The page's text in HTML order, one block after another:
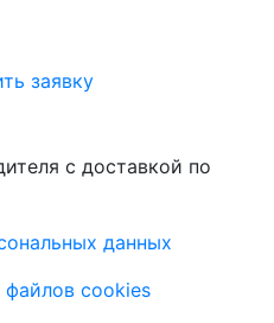
заявку
с доставкой по
данных
файлов cookies